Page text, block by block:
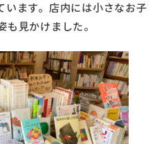
います。店内には小さなお子
見かけました。